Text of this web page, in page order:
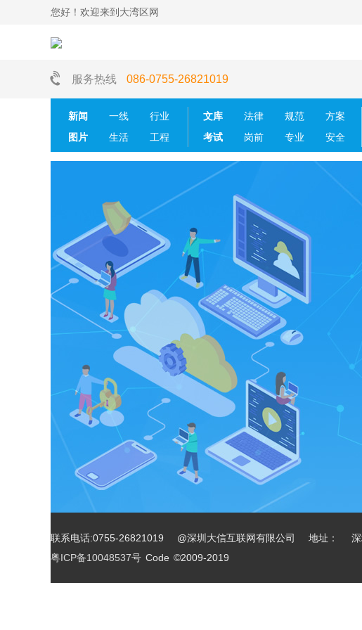
您好！欢迎来到大湾区网
服务热线 086-0755-26821019
新闻 一线
行业
图片
生活 工程
文库 法律 规范
方案
考试
岗前 专业 安全
联系电话:0755-26821019 @深圳大信互联网有限公司 地址： 深
粤ICP备10048537号 Code ©2009-2019